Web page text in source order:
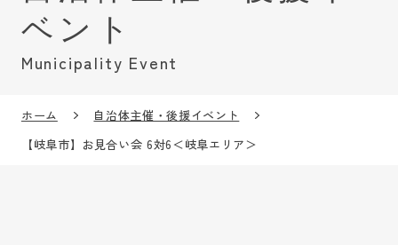
Municipality Event
ホーム
自治体主催・後援イベント
【岐阜市】お見合い会 6対6＜岐阜エリア＞